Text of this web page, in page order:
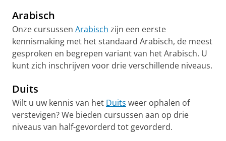
Arabisch
Onze cursussen Arabisch zijn een eerste
kennismaking met het standaard Arabisch, de meest
gesproken en begrepen variant van het Arabisch. U
kunt zich inschrijven voor drie verschillende niveaus.
Duits
Wilt u uw kennis van het Duits weer ophalen of
verstevigen? We bieden cursussen aan op drie
niveaus van half-gevorderd tot gevorderd.